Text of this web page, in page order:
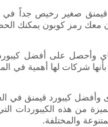
معك رمز كوبون يمكنك
وأحصل على أفضل كيبورد
شركات لها أهمية في
والمختلفة.